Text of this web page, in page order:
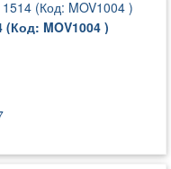
MOV1004 )